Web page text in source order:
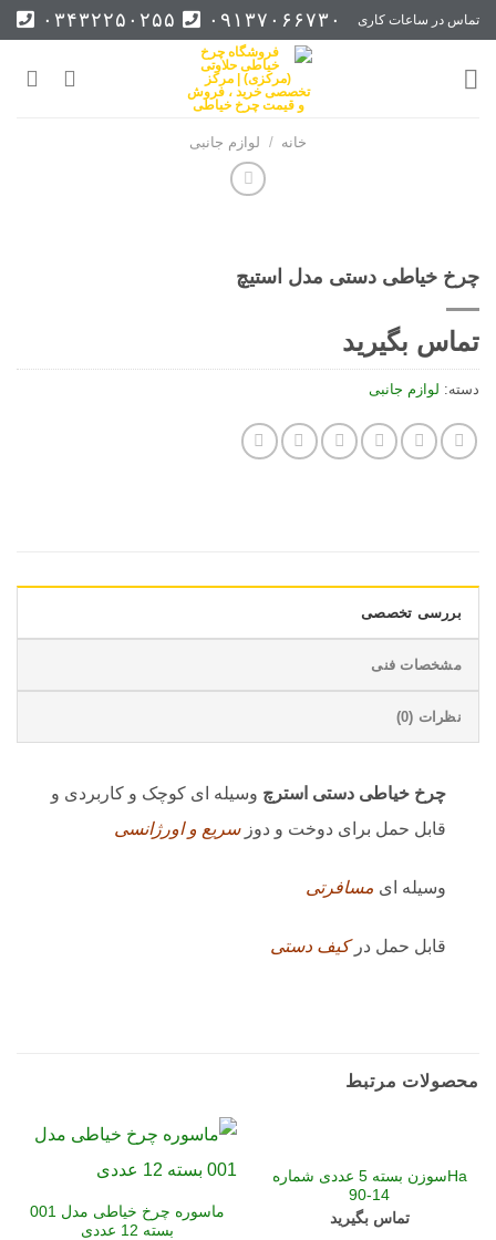
Skip
content
تماس در ساعات کاری ۰۹۱۳۷۰۶۶۷۳۰ ۰۳۴۳۲۲۵۰۲۵۵
خانه / لوازم جانبی
چرخ خیاطی دستی مدل استیچ
تماس بگیرید
دسته: لوازم جانبی
بررسی تخصصی
مشخصات فنی
نظرات (0)
چرخ خیاطی دستی استرچ وسیله ای کوچک و کاربردی و
قابل حمل برای دوخت و دوزسریع و اورژانسی
وسیله ای مسافرتی
قابل حمل درکیف دستی
محصولات مرتبط
Haسوزن بسته 5 عددی شماره
14-90
تماس بگیرید
ماسوره چرخ خیاطی مدل 001
بسته 12 عددی